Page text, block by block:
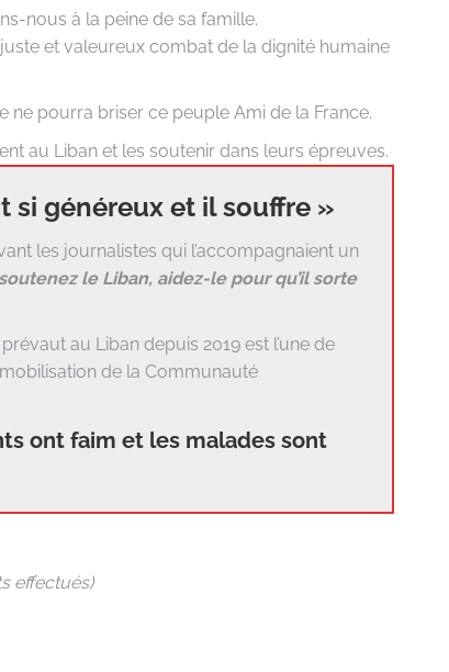
nous à la peine de sa famille.
et valeureux combat de la dignité humaine
pourra briser ce peuple Ami de la France.
au Liban et les soutenir dans leurs épreuves.
si généreux et il souffre »
les journalistes qui l’accompagnaient un
le Liban, aidez-le pour qu’il sorte
au Liban depuis 2019 est l’une de
de la Communauté
ont faim et les malades sont
effectués)